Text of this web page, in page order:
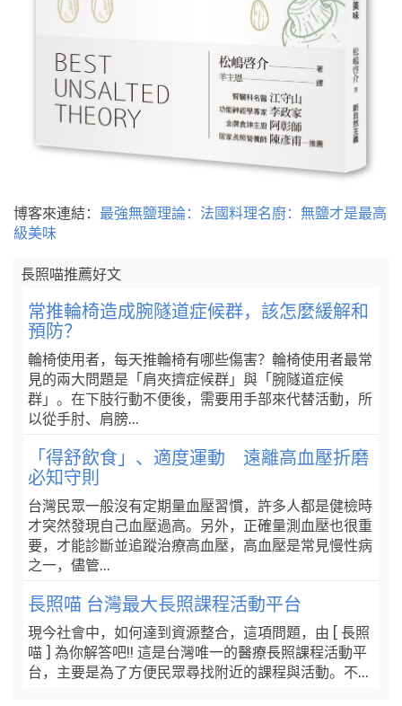
博客來連結： 最強無鹽理論：法國料理名廚：無鹽才是最高
級美味
長照喵推薦好文
常推輪椅造成腕隧道症候群，該怎麼緩解和
預防？
輪椅使用者，每天推輪椅有哪些傷害？輪椅使用者最常
見的兩大問題是「肩夾擠症候群」與「腕隧道症候
群」。在下肢行動不便後，需要用手部來代替活動，所
以從手肘、肩膀...
「得舒飲食」、適度運動 遠離高血壓折磨
必知守則
台灣民眾一般沒有定期量血壓習慣，許多人都是健檢時
才突然發現自己血壓過高。另外，正確量測血壓也很重
要，才能診斷並追蹤治療高血壓，高血壓是常見慢性病
之一，儘管...
長照喵 台灣最大長照課程活動平台
現今社會中，如何達到資源整合，這項問題，由 [ 長照
喵 ] 為你解答吧!! 這是台灣唯一的醫療長照課程活動平
台，主要是為了方便民眾尋找附近的課程與活動。不...